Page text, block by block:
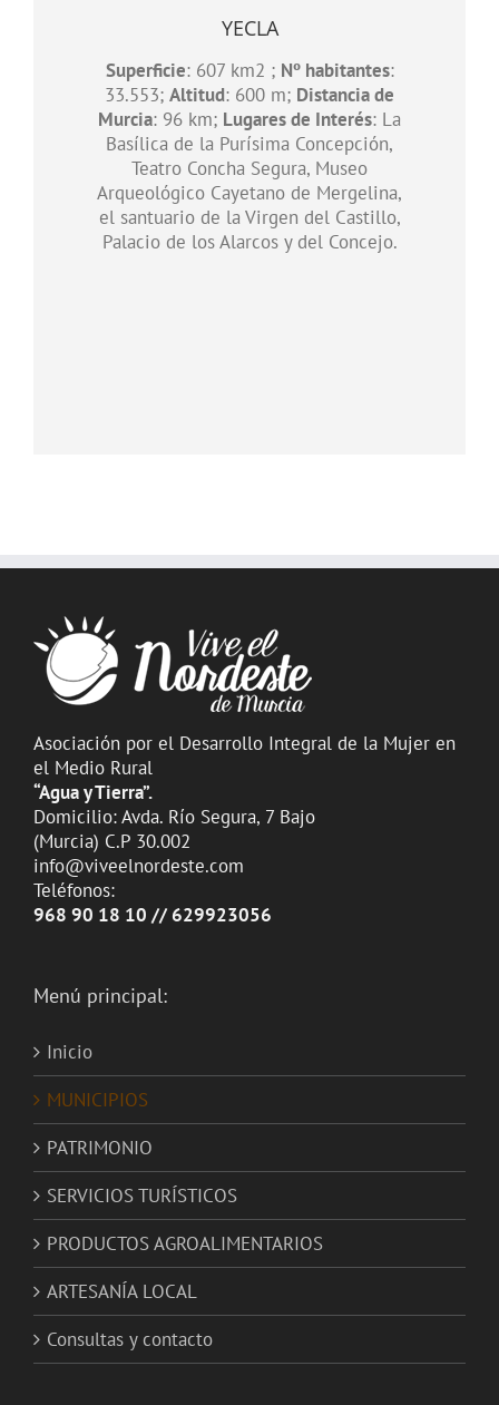
YECLA
Superficie: 607 km2 ; Nº habitantes:
33.553; Altitud: 600 m; Distancia de
Murcia: 96 km; Lugares de Interés: La
Basílica de la Purísima Concepción,
Teatro Concha Segura, Museo
Arqueológico Cayetano de Mergelina,
el santuario de la Virgen del Castillo,
Palacio de los Alarcos y del Concejo.
Asociación por el Desarrollo Integral de la Mujer en
el Medio Rural
“Agua y Tierra”.
Domicilio: Avda. Río Segura, 7 Bajo
(Murcia) C.P 30.002
info@viveelnordeste.com
Teléfonos:
968 90 18 10 // 629923056
Menú principal:
Inicio
MUNICIPIOS
PATRIMONIO
SERVICIOS TURÍSTICOS
PRODUCTOS AGROALIMENTARIOS
ARTESANÍA LOCAL
Consultas y contacto